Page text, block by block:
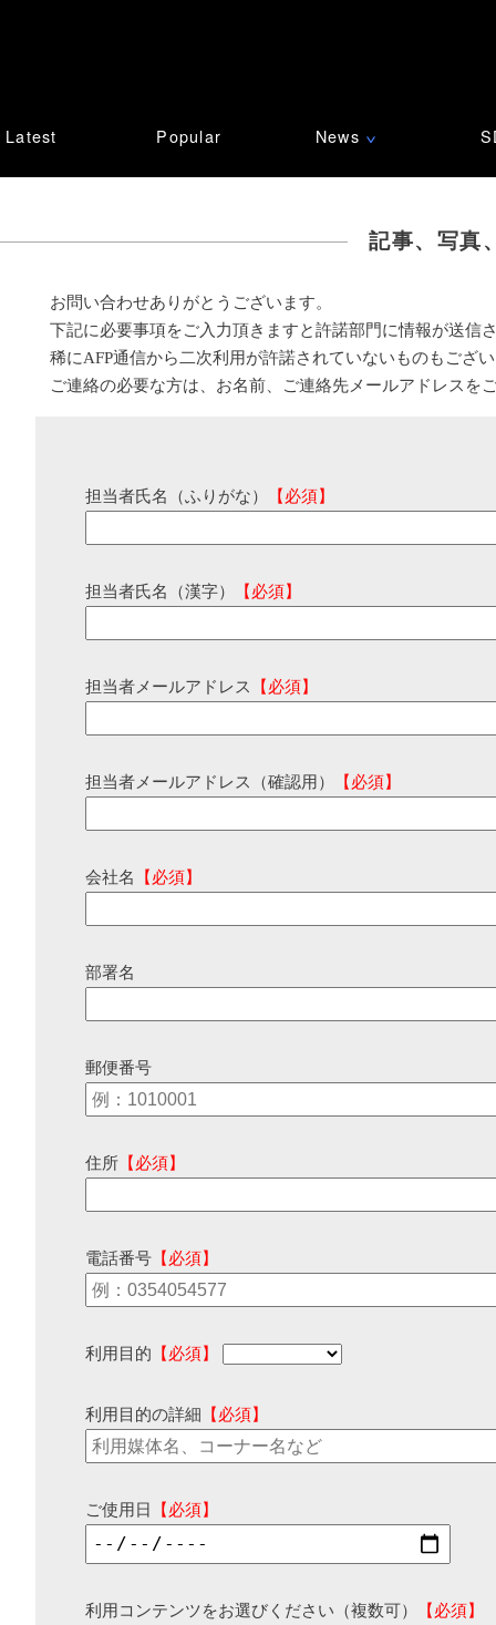
Latest Popular News ∨
記事、写真
お問い合わせありがとうございます。
下記に必要事項をご入力頂きますと許諾部門に情報が送信
稀にAFP通信から二次利用が許諾されていないものもござ
ご連絡の必要な方は、お名前、ご連絡先メールアドレスを
担当者氏名（ふりがな） 【必須】
担当者氏名（漢字） 【必須】
担当者メールアドレス 【必須】
担当者メールアドレス（確認用） 【必須】
会社名 【必須】
部署名
郵便番号
住所 【必須】
電話番号 【必須】
利用目的 【必須】
利用目的の詳細 【必須】
ご使用日 【必須】
利用コンテンツをお選びください（複数可）
【必須】